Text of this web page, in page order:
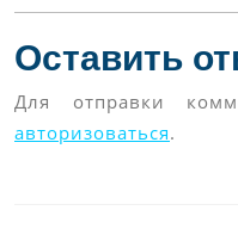
Оставить
Для отправки
авторизоваться.